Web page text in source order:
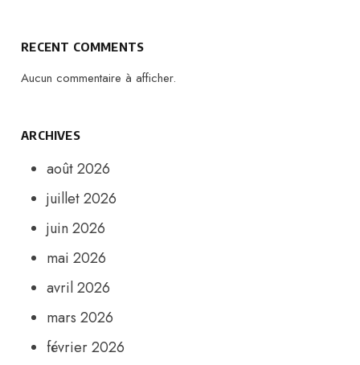
RECENT COMMENTS
Aucun commentaire à afficher.
ARCHIVES
août 2026
juillet 2026
juin 2026
mai 2026
avril 2026
mars 2026
février 2026